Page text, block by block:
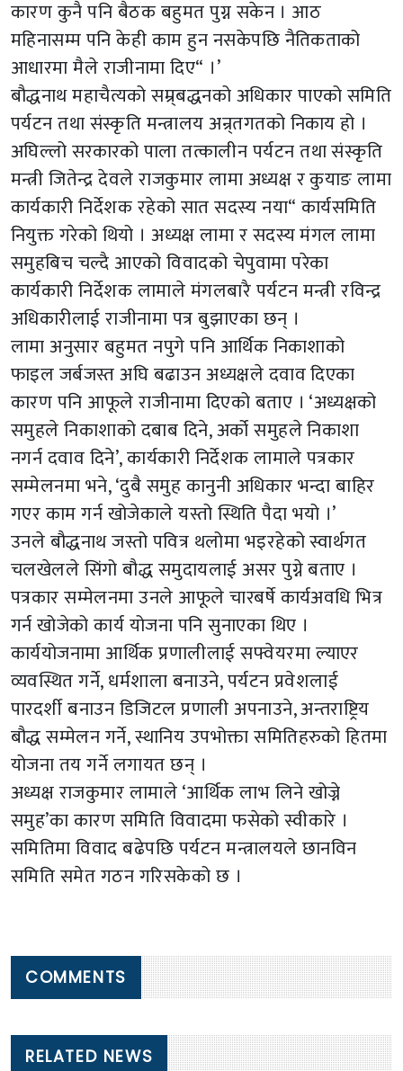
कारण कुनै पनि बैठक बहुमत पुग्न सकेन । आठ
महिनासम्म पनि केही काम हुन नसकेपछि नैतिकताको
आधारमा मैले राजीनामा दिए“ ।’
बौद्धनाथ महाचैत्यको सम्र्बद्धनको अधिकार पाएको समिति
पर्यटन तथा संस्कृति मन्त्रालय अन्र्तगतको निकाय हो ।
अघिल्लो सरकारको पाला तत्कालीन पर्यटन तथा संस्कृति
मन्त्री जितेन्द्र देवले राजकुमार लामा अध्यक्ष र कुयाङ लामा
कार्यकारी निर्देशक रहेको सात सदस्य नया“ कार्यसमिति
नियुक्त गरेको थियो । अध्यक्ष लामा र सदस्य मंगल लामा
समुहबिच चल्दै आएको विवादको चेपुवामा परेका
कार्यकारी निर्देशक लामाले मंगलबारै पर्यटन मन्त्री रविन्द्र
अधिकारीलाई राजीनामा पत्र बुझाएका छन् ।
लामा अनुसार बहुमत नपुगे पनि आर्थिक निकाशाको
फाइल जर्बजस्त अघि बढाउन अध्यक्षले दवाव दिएका
कारण पनि आफूले राजीनामा दिएको बताए । ‘अध्यक्षको
समुहले निकाशाको दबाब दिने, अर्को समुहले निकाशा
नगर्न दवाव दिने’, कार्यकारी निर्देशक लामाले पत्रकार
सम्मेलनमा भने, ‘दुबै समुह कानुनी अधिकार भन्दा बाहिर
गएर काम गर्न खोजेकाले यस्तो स्थिति पैदा भयो ।’
उनले बौद्धनाथ जस्तो पवित्र थलोमा भइरहेको स्वार्थगत
चलखेलले सिंगो बौद्ध समुदायलाई असर पुग्ने बताए ।
पत्रकार सम्मेलनमा उनले आफूले चारबर्षे कार्यअवधि भित्र
गर्न खोजेको कार्य योजना पनि सुनाएका थिए ।
कार्ययोजनामा आर्थिक प्रणालीलाई सफ्वेयरमा ल्याएर
व्यवस्थित गर्ने, धर्मशाला बनाउने, पर्यटन प्रवेशलाई
पारदर्शी बनाउन डिजिटल प्रणाली अपनाउने, अन्तराष्ट्रिय
बौद्ध सम्मेलन गर्ने, स्थानिय उपभोक्ता समितिहरुको हितमा
योजना तय गर्ने लगायत छन् ।
अध्यक्ष राजकुमार लामाले ‘आर्थिक लाभ लिने खोज्ने
समुह’का कारण समिति विवादमा फसेको स्वीकारे ।
समितिमा विवाद बढेपछि पर्यटन मन्त्रालयले छानविन
समिति समेत गठन गरिसकेको छ ।
COMMENTS
RELATED NEWS